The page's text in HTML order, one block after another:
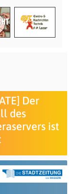
Der
des
ist